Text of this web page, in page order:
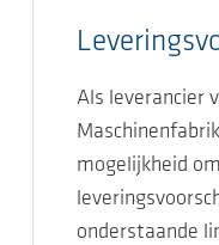
Als leverancier
mogelijkheid
onderstaande